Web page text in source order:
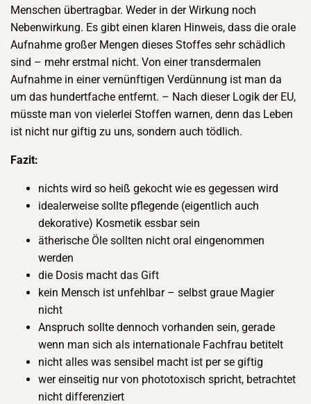
Menschen übertragbar. Weder in der Wirkung noch
Nebenwirkung. Es gibt einen klaren Hinweis, dass die orale
Aufnahme großer Mengen dieses Stoffes sehr schädlich
sind – mehr erstmal nicht. Von einer transdermalen
Aufnahme in einer vernünftigen Verdünnung ist man da
um das hundertfache entfernt. – Nach dieser Logik der EU,
müsste man von vielerlei Stoffen warnen, denn das Leben
ist nicht nur giftig zu uns, sondern auch tödlich.
Fazit:
nichts wird so heiß gekocht wie es gegessen wird
idealerweise sollte pflegende (eigentlich auch
dekorative) Kosmetik essbar sein
ätherische Öle sollten nicht oral eingenommen
werden
die Dosis macht das Gift
kein Mensch ist unfehlbar – selbst graue Magier
nicht
Anspruch sollte dennoch vorhanden sein, gerade
wenn man sich als internationale Fachfrau betitelt
nicht alles was sensibel macht ist per se giftig
wer einseitig nur von phototoxisch spricht, betrachtet
nicht differenziert